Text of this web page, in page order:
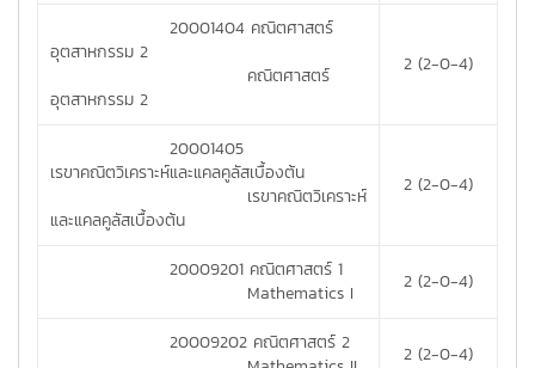
20001404 คณิตศาสตร์
อุตสาหกรรม 2
คณิตศาสตร์
อุตสาหกรรม 2
2 (2-0-4)
20001405
เรขาคณิตวิเคราะห์และแคลคูลัสเบื้องต้น
เรขาคณิตวิเคราะห์
และแคลคูลัสเบื้องต้น
2 (2-0-4)
20009201 คณิตศาสตร์ 1
Mathematics I
2 (2-0-4)
20009202 คณิตศาสตร์ 2
2 (2-0-4)